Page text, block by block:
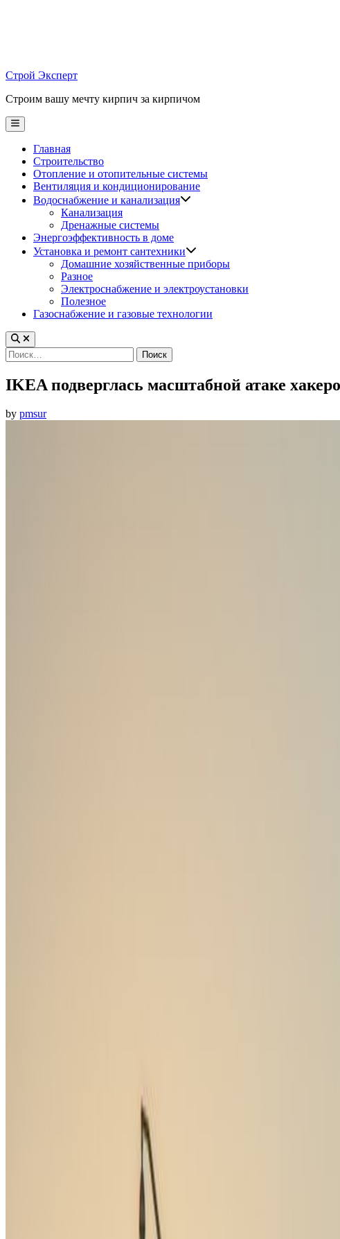
Строй Эксперт
Строим вашу мечту кирпич за кирпичом
Main
Menu
Главная
Строительство
Отопление и отопительные системы
Вентиляция и кондиционирование
Водоснабжение и канализация
Канализация
Дренажные системы
Энергоэффективность в доме
Установка и ремонт сантехники
Домашние хозяйственные приборы
Разное
Электроснабжение и электроустановки
Полезное
Газоснабжение и газовые технологии
Найти:
IKEA подверглась масштабной атаке
by pmsur